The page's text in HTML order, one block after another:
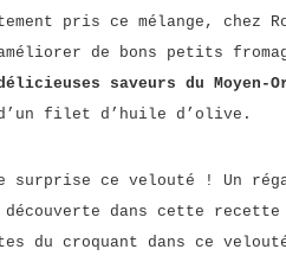
pris ce mélange, chez
de bons petits
saveurs du Moyen-
filet d’huile d’olive.
surprise ce velouté ! Un
découverte dans cette
du croquant dans ce